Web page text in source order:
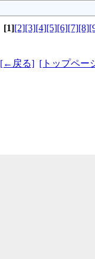
[1][2][3][4][5][6][7][8]
[←戻る] [トップペー